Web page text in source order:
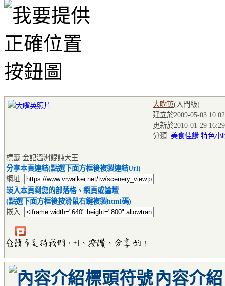
大嘴英(入門級)
建立於2009-05-03
更新於2010-01-29
分類: 美食佳餚 特色小
標籤:金記溫洲餛飩大王
分享本頁連結(點選下面方框後複製連結Url)
網址:
崁入本頁到您的部落格、網頁或論壇
(點選下面方框後按滑鼠右鍵複製html碼)
嵌入:
內容介紹